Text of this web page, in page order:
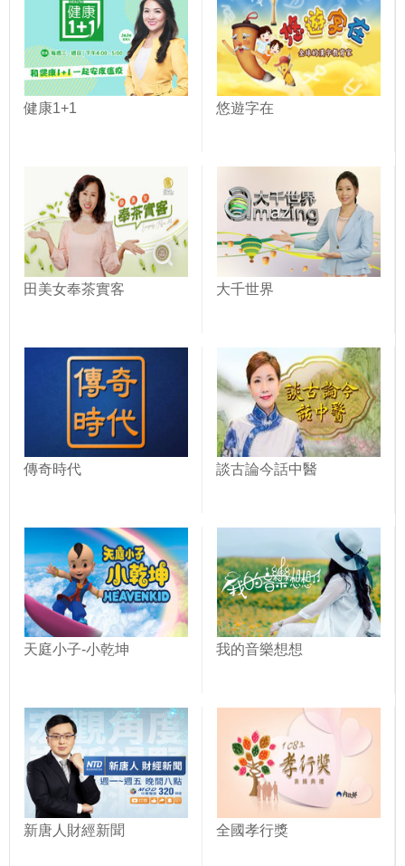
健康1+1 悠遊字在
田美女奉茶實客 大千世界
傳奇時代 談古論今話中醫
天庭小子-小乾坤 我的音樂想想
新唐人財經新聞 全國孝行獎